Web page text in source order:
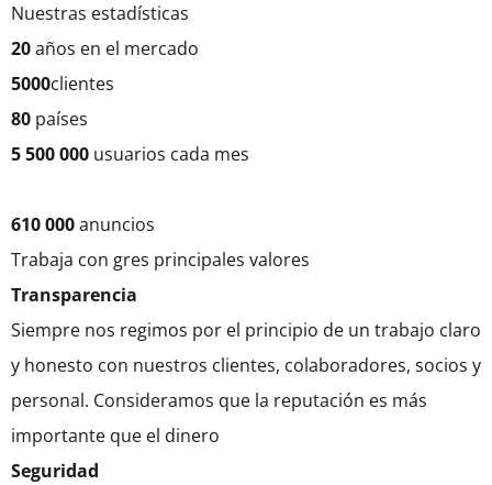
Nuestras estadísticas
20años en el mercado
5000clientes
80 países
5 500 000 usuarios cada mes
610 000anuncios
Trabaja con gres principales valores
Transparencia
Siempre nos regimos por el principio de un trabajo claro
y honesto con nuestros clientes, colaboradores, socios y
personal. Consideramos que la reputación es más
importante que el dinero
Seguridad